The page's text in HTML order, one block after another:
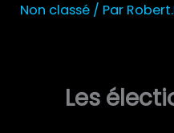
Non classé / Par
Les